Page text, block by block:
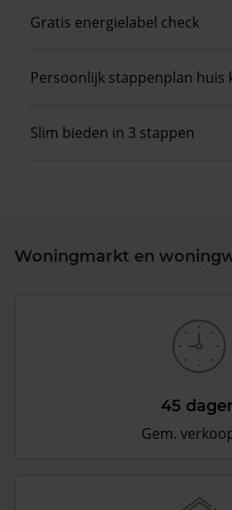
Gratis energielabel check
Persoonlijk stappenplan huis
Slim bieden in 3 stappen
Woningmarkt en
45
Gem.